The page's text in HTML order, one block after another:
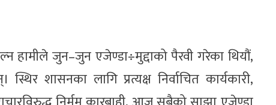
हामीले जुन–जुन एजेण्डा÷मुद्दाको पैरवी गरेका थियौं,
शासनका लागि प्रत्यक्ष निर्वाचित कार्यकारी,